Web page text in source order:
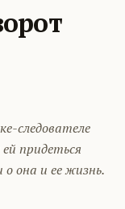
следователе
придеться
она и ее жизнь.